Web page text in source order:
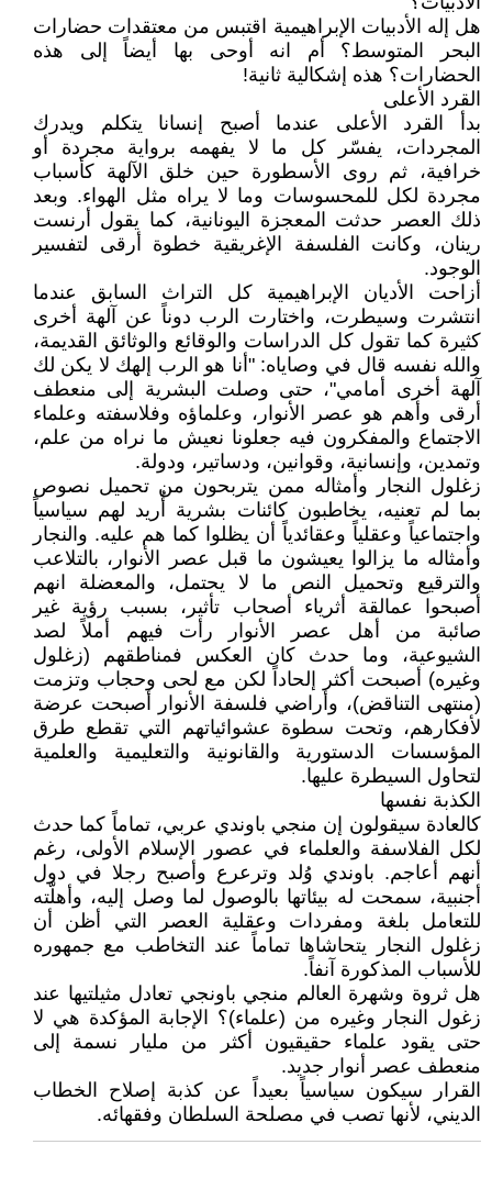
هل إله الأدبيات الإبراهيمية اقتبس من معتقدات حضارات
البحر المتوسط؟ أم انه أوحى بها أيضاً إلى هذه
الحضارات؟ هذه إشكالية ثانية!
القرد الأعلى
بدأ القرد الأعلى عندما أصبح إنسانا يتكلم ويدرك
المجردات، يفسّر كل ما لا يفهمه برواية مجردة أو
خرافية، ثم روى الأسطورة حين خلق الآلهة كأسباب
مجردة لكل للمحسوسات وما لا يراه مثل الهواء. وبعد
ذلك العصر حدثت المعجزة اليونانية، كما يقول أرنست
رينان، وكانت الفلسفة الإغريقية خطوة أرقى لتفسير
الوجود.
أزاحت الأديان الإبراهيمية كل التراث السابق عندما
انتشرت وسيطرت، واختارت الرب دوناً عن آلهة أخرى
كثيرة كما تقول كل الدراسات والوقائع والوثائق القديمة،
والله نفسه قال في وصاياه: "أنا هو الرب إلهك لا يكن لك
آلهة أخرى أمامي"، حتى وصلت البشرية إلى منعطف
أرقى وأهم هو عصر الأنوار، وعلماؤه وفلاسفته وعلماء
الاجتماع والمفكرون فيه جعلونا نعيش ما نراه من علم،
وتمدين، وإنسانية، وقوانين، ودساتير، ودولة.
زغلول النجار وأمثاله ممن يتربحون من تحميل نصوص
بما لم تعنيه، يخاطبون كائنات بشرية أُريد لهم سياسياً
واجتماعياً وعقلياً وعقائدياً أن يظلوا كما هم عليه. والنجار
وأمثاله ما يزالوا يعيشون ما قبل عصر الأنوار، بالتلاعب
والترقيع وتحميل النص ما لا يحتمل، والمعضلة انهم
أصبحوا عمالقة أثرياء أصحاب تأثير، بسبب رؤية غير
صائبة من أهل عصر الأنوار رأت فيهم أملاً لصد
الشيوعية، وما حدث كان العكس فمناطقهم (زغلول
وغيره) أصبحت أكثر إلحاداً لكن مع لحى وحجاب وتزمت
(منتهى التناقض)، وأراضي فلسفة الأنوار أصبحت عرضة
لأفكارهم، وتحت سطوة عشوائياتهم التي تقطع طرق
المؤسسات الدستورية والقانونية والتعليمية والعلمية
لتحاول السيطرة عليها.
الكذبة نفسها
كالعادة سيقولون إن منجي باوندي عربي، تماماً كما حدث
لكل الفلاسفة والعلماء في عصور الإسلام الأولى، رغم
أنهم أعاجم. باوندي وُلد وترعرع وأصبح رجلا في دول
أجنبية، سمحت له بيئاتها بالوصول لما وصل إليه، وأهلّته
للتعامل بلغة ومفردات وعقلية العصر التي أظن أن
زغلول النجار يتحاشاها تماماً عند التخاطب مع جمهوره
للأسباب المذكورة آنفاً.
هل ثروة وشهرة العالم منجي باونجي تعادل مثيلتيها عند
زغول النجار وغيره من (علماء)؟ الإجابة المؤكدة هي لا
حتى يقود علماء حقيقيون أكثر من مليار نسمة إلى
منعطف عصر أنوار جديد.
القرار سيكون سياسياً بعيداً عن كذبة إصلاح الخطاب
الديني، لأنها تصب في مصلحة السلطان وفقهائه.